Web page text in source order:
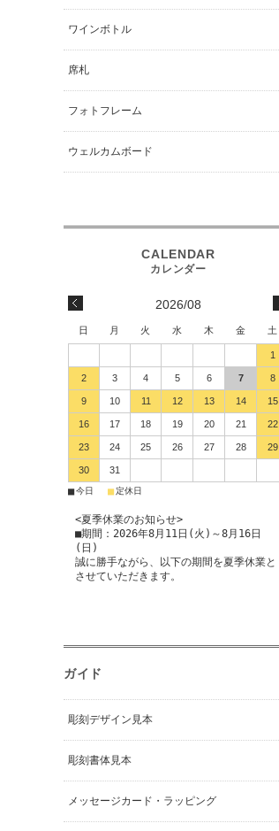
ワインボトル
席札
フォトフレーム
ウェルカムボード
2026/08
日 月 火 水 木 金 土
1
2 3 4 5 6 7 8
9 10 11 12 13 14 15
16 17 18 19 20 21 22
23 24 25 26 27 28 29
30 31
■今日 ■定休日
<夏季休業のお知らせ>
■期間：2026年8月11日(火)～8月16日
(日)
誠に勝手ながら、以下の期間を夏季休業と
させていただきます。
ガイド
彫刻デザイン見本
彫刻書体見本
メッセージカード・ラッピング